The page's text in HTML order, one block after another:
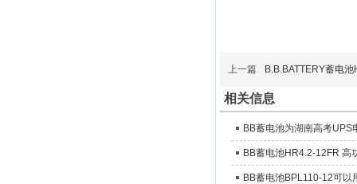
上一篇 B.B.BATTERY蓄电
相关信息
BB蓄电池为湖南高考UPS
BB蓄电池HR4.2-12FR 高
BB蓄电池BPL110-12可以